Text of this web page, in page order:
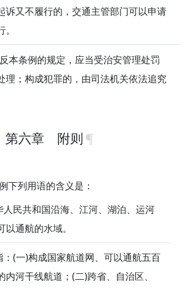
诉又不履行的，交通主管部门可以申请
本条例的规定，应当受治安管理处罚
理；构成犯罪的，由司法机关依法追究
第六章 附则
下列用语的含义是：
人民共和国沿海、江河、湖泊、运河
通航的水域。
：(一)构成国家航道网、可以通航五百
内河干线航道；(二)跨省、自治区、